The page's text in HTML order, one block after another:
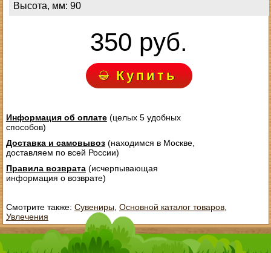
Высота, мм: 90
350 руб.
Купить
Информация об оплате(целых 5 удобных
способов)
Доставка и самовывоз(находимся в Москве,
доставляем по всей России)
Правила возврата(исчерпывающая
информация о возврате)
Смотрите также: Сувениры, Основной каталог товаров,
Увлечения